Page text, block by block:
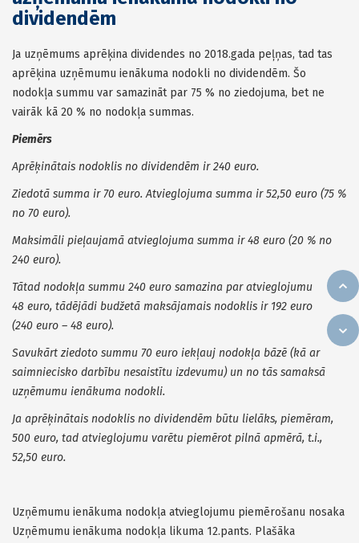
dividendēm
Ja uzņēmums aprēķina dividendes no 2018.gada peļņas, tad tas
aprēķina uzņēmumu ienākuma nodokli no dividendēm. Šo
nodokļa summu var samazināt par 75 % no ziedojuma, bet ne
vairāk kā 20 % no nodokļa summas.
Piemērs
Aprēķinātais nodoklis no dividendēm ir 240 euro.
Ziedotā summa ir 70 euro. Atvieglojuma summa ir 52,50 euro (75 %
no 70 euro).
Maksimāli pieļaujamā atvieglojuma summa ir 48 euro (20 % no
240 euro).
Tātad nodokļa summu 240 euro samazina par atvieglojumu
48 euro, tādējādi budžetā maksājamais nodoklis ir 192 euro
(240 euro – 48 euro).
Savukārt ziedoto summu 70 euro iekļauj nodokļa bāzē (kā ar
saimniecisko darbību nesaistītu izdevumu) un no tās samaksā
uzņēmumu ienākuma nodokli.
Ja aprēķinātais nodoklis no dividendēm būtu lielāks, piemēram,
500 euro, tad atvieglojumu varētu piemērot pilnā apmērā, t.i.,
52,50 euro.
Uzņēmumu ienākuma nodokļa atvieglojumu piemērošanu nosaka
Uzņēmumu ienākuma nodokļa likuma 12.pants. Plašāka